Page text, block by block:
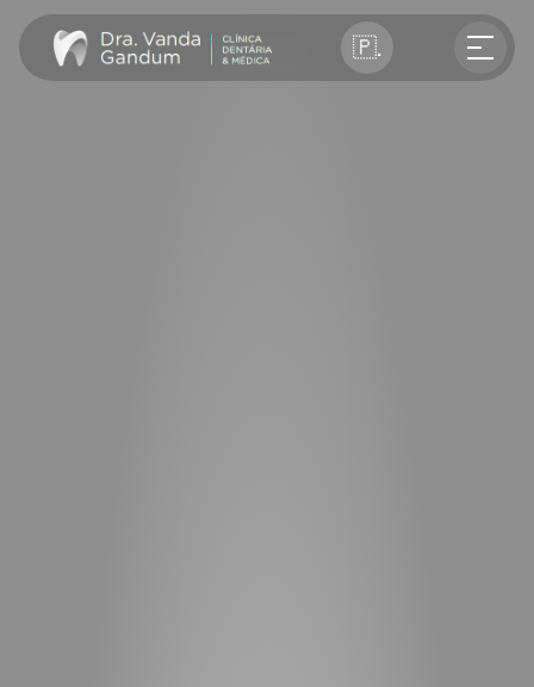
Select Language
🇵🇹